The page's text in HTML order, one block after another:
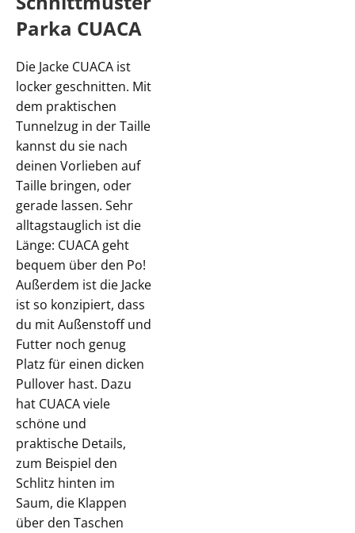
Parka CUACA
Die Jacke CUACA ist
locker geschnitten. Mit
dem praktischen
Tunnelzug in der Taille
kannst du sie nach
deinen Vorlieben auf
Taille bringen, oder
gerade lassen. Sehr
alltagstauglich ist die
Länge: CUACA geht
bequem über den Po!
Außerdem ist die Jacke
ist so konzipiert, dass
du mit Außenstoff und
Futter noch genug
Platz für einen dicken
Pullover hast. Dazu
hat CUACA viele
schöne und
praktische Details,
zum Beispiel den
Schlitz hinten im
Saum, die Klappen
über den Taschen